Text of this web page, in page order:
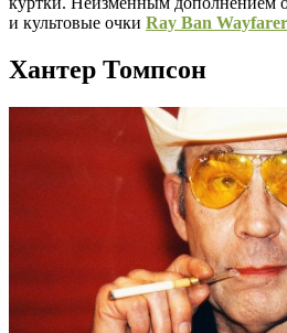
и культовые очки Ray Ban Wayfarer
Хантер Томпсон